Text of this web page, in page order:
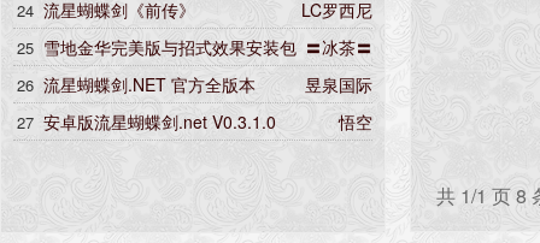
共 1/1 页 8
念江湖》全套珍藏集
24 LC罗西尼
流星蝴蝶剑《前传》
25 〓冰茶〓
雪地金华完美版与招式效果安装包
26 昱泉国际
流星蝴蝶剑.NET 官方全版本
27 悟空
安卓版流星蝴蝶剑.net V0.3.1.0